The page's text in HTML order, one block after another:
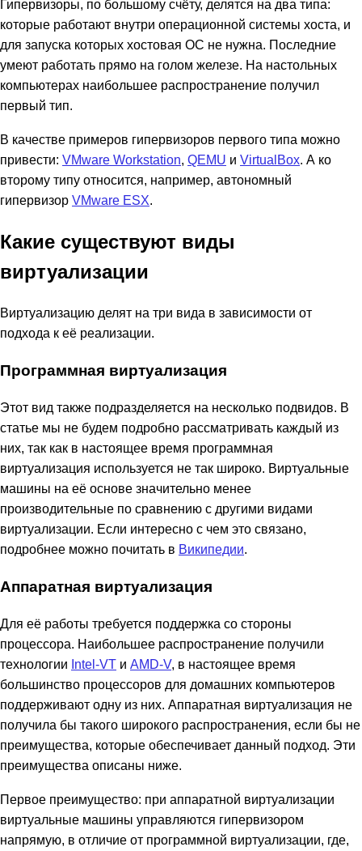
Гипервизоры, по большому счёту, делятся на два типа:
которые работают внутри операционной системы хоста, и
для запуска которых хостовая ОС не нужна. Последние
умеют работать прямо на голом железе. На настольных
компьютерах наибольшее распространение получил
первый тип.
В качестве примеров гипервизоров первого типа можно
привести: VMware Workstation QEMU и VirtualBox . А ко
второму типу относится, например, автономный
гипервизор VMware ESX
Какие существуют виды
виртуализации
Виртуализацию делят на три вида в зависимости от
подхода к её реализации.
Программная виртуализация
Этот вид также подразделяется на несколько подвидов. В
статье мы не будем подробно рассматривать каждый из
них, так как в настоящее время программная
виртуализация используется не так широко. Виртуальные
машины на её основе значительно менее
производительные по сравнению с другими видами
виртуализации. Если интересно с чем это связано,
подробнее можно почитать в Википедии.
Аппаратная виртуализация
Для её работы требуется поддержка со стороны
процессора. Наибольшее распространение получили
технологии Intel-VT и AMD-V, в настоящее время
большинство процессоров для домашних компьютеров
поддерживают одну из них. Аппаратная виртуализация не
получила бы такого широкого распространения, если бы не
преимущества, которые обеспечивает данный подход. Эти
преимущества описаны ниже.
Первое преимущество: при аппаратной виртуализации
виртуальные машины управляются гипервизором
напрямую, в отличие от программной виртуализации, где,